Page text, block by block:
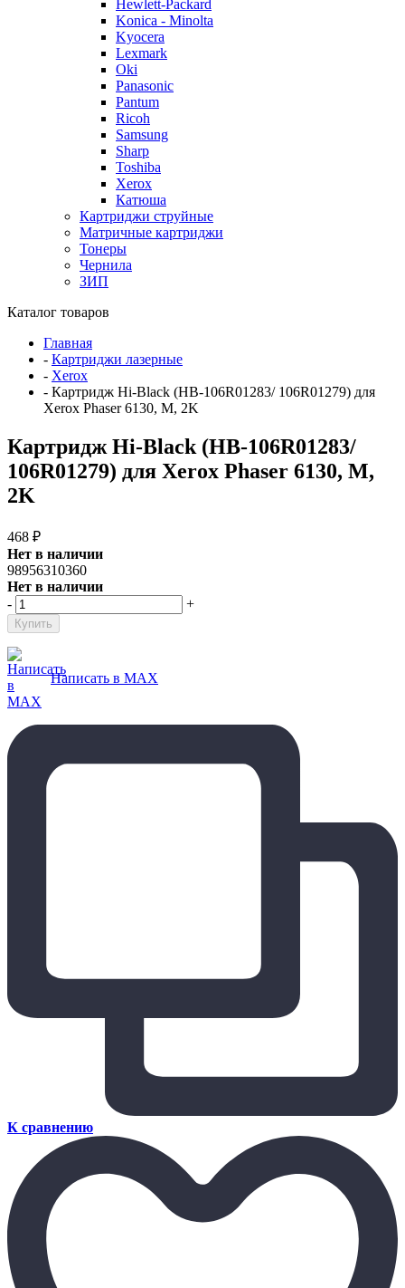
Hewlett-Packard
Konica - Minolta
Kyocera
Lexmark
Oki
Panasonic
Pantum
Ricoh
Samsung
Sharp
Toshiba
Xerox
Катюша
Картриджи струйные
Матричные картриджи
Тонеры
Чернила
ЗИП
Каталог товаров
Главная
- Картриджи лазерные
- Xerox
- Картридж Hi-Black (HB-106R01283/ 106R01279) для
Xerox Phaser 6130, M, 2K
Картридж Hi-Black (HB-106R01283/
106R01279) для Xerox Phaser 6130, M,
2K
468 ₽
Нет в наличии
98956310360
Нет в наличии
-
+
Написать в MAX
К сравнению